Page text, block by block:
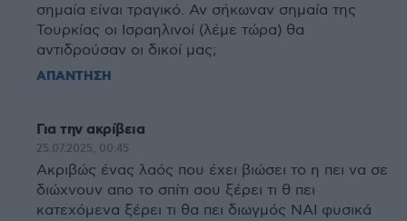
σημαία είναι τραγικό. Αν σήκωναν σημαία της
Τουρκίας οι Ισραηλινοί (λέμε τώρα) θα
αντιδρούσαν οι δικοί μας;
ΑΠΑΝΤΗΣΗ
Για την ακρίβεια
25.07.2025, 00:45
Ακριβώς ένας λαός που έχει βιώσει το η πει να σε
διώχνουν απο το σπίτι σου ξέρει τι θ πει
κατεχόμενα ξέρει τι θα πει διωγμός ΝΑΙ φυσικά